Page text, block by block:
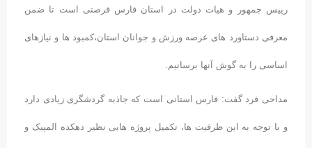
رییس جمهور و هیات دولت در استان فارس فرصتی است تا ضمن
معرفی دستاورد های عرصه ورزش و جوانان استان،کمبود ها و نیازهای
اساسی را به گوش آنها برسانیم.
مداحی فرد گفت: فارس استانی است که جاذبه گردشگری زیادی دارد
و با توجه به این ظرفیت ها، تکمیل پروژه هایی نظیر دهکده المپیک و